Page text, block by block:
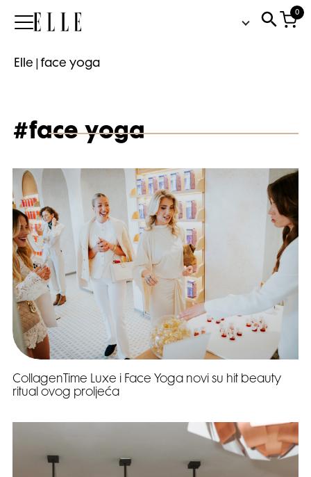
Elle
0
Elle |face yoga
#face yoga
CollagenTime Luxe i Face Yoga novi su hit beauty
ritual ovog proljeća